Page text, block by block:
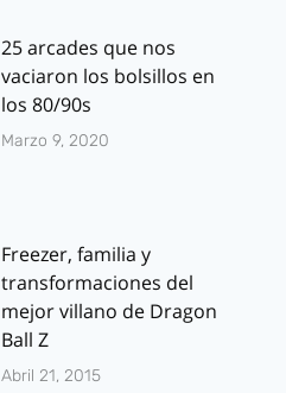
25 arcades que nos
vaciaron los bolsillos en
los 80/90s
Marzo 9, 2020
Freezer, familia y
transformaciones del
mejor villano de Dragon
Ball Z
Abril 21, 2015